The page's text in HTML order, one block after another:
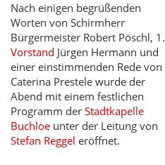
Nach einigen begrüßenden
Worten von Schirmherr
Bürgermeister Robert Pöschl, 1.
Vorstand Jürgen Hermann und
einer einstimmenden Rede von
Caterina Prestele wurde der
Abend mit einem festlichen
Programm der Stadtkapelle
Buchloe unter der Leitung von
Stefan Reggel eröffnet.